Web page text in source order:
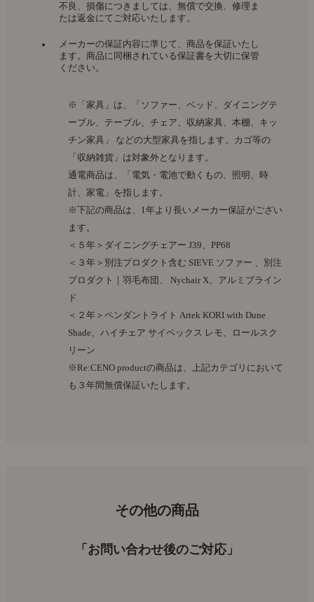
不良、損傷につきましては、無償で交換、修理ま
たは返金にてご対応いたします。
メーカーの保証内容に準じて、商品を保証いたし
ます。商品に同梱されている保証書を大切に保管
ください。
※「家具」は、「ソファー、ベッド、ダイニングテ
ーブル、テーブル、チェア、収納家具、本棚、キッ
チン家具」 などの大型家具を指します。カゴ等の
「収納雑貨」は対象外となります。
通電商品は、「電気・電池で動くもの、照明、時
計、家電」を指します。
※下記の商品は、1年より長いメーカー保証がござい
ます。
＜５年＞ダイニングチェアー J39、PP68
＜３年＞別注プロダクト含む SIEVE ソファー 、別注
プロダクト｜羽毛布団、 Nychair X、アルミブライン
ド
＜２年＞ペンダントライト Artek KORI with Dune
Shade、ハイチェア サイベックス レモ、ロールスク
リーン
※Re:CENO productの商品は、上記カテゴリにおいて
も３年間無償保証いたします。
その他の商品
「お問い合わせ後のご対応」